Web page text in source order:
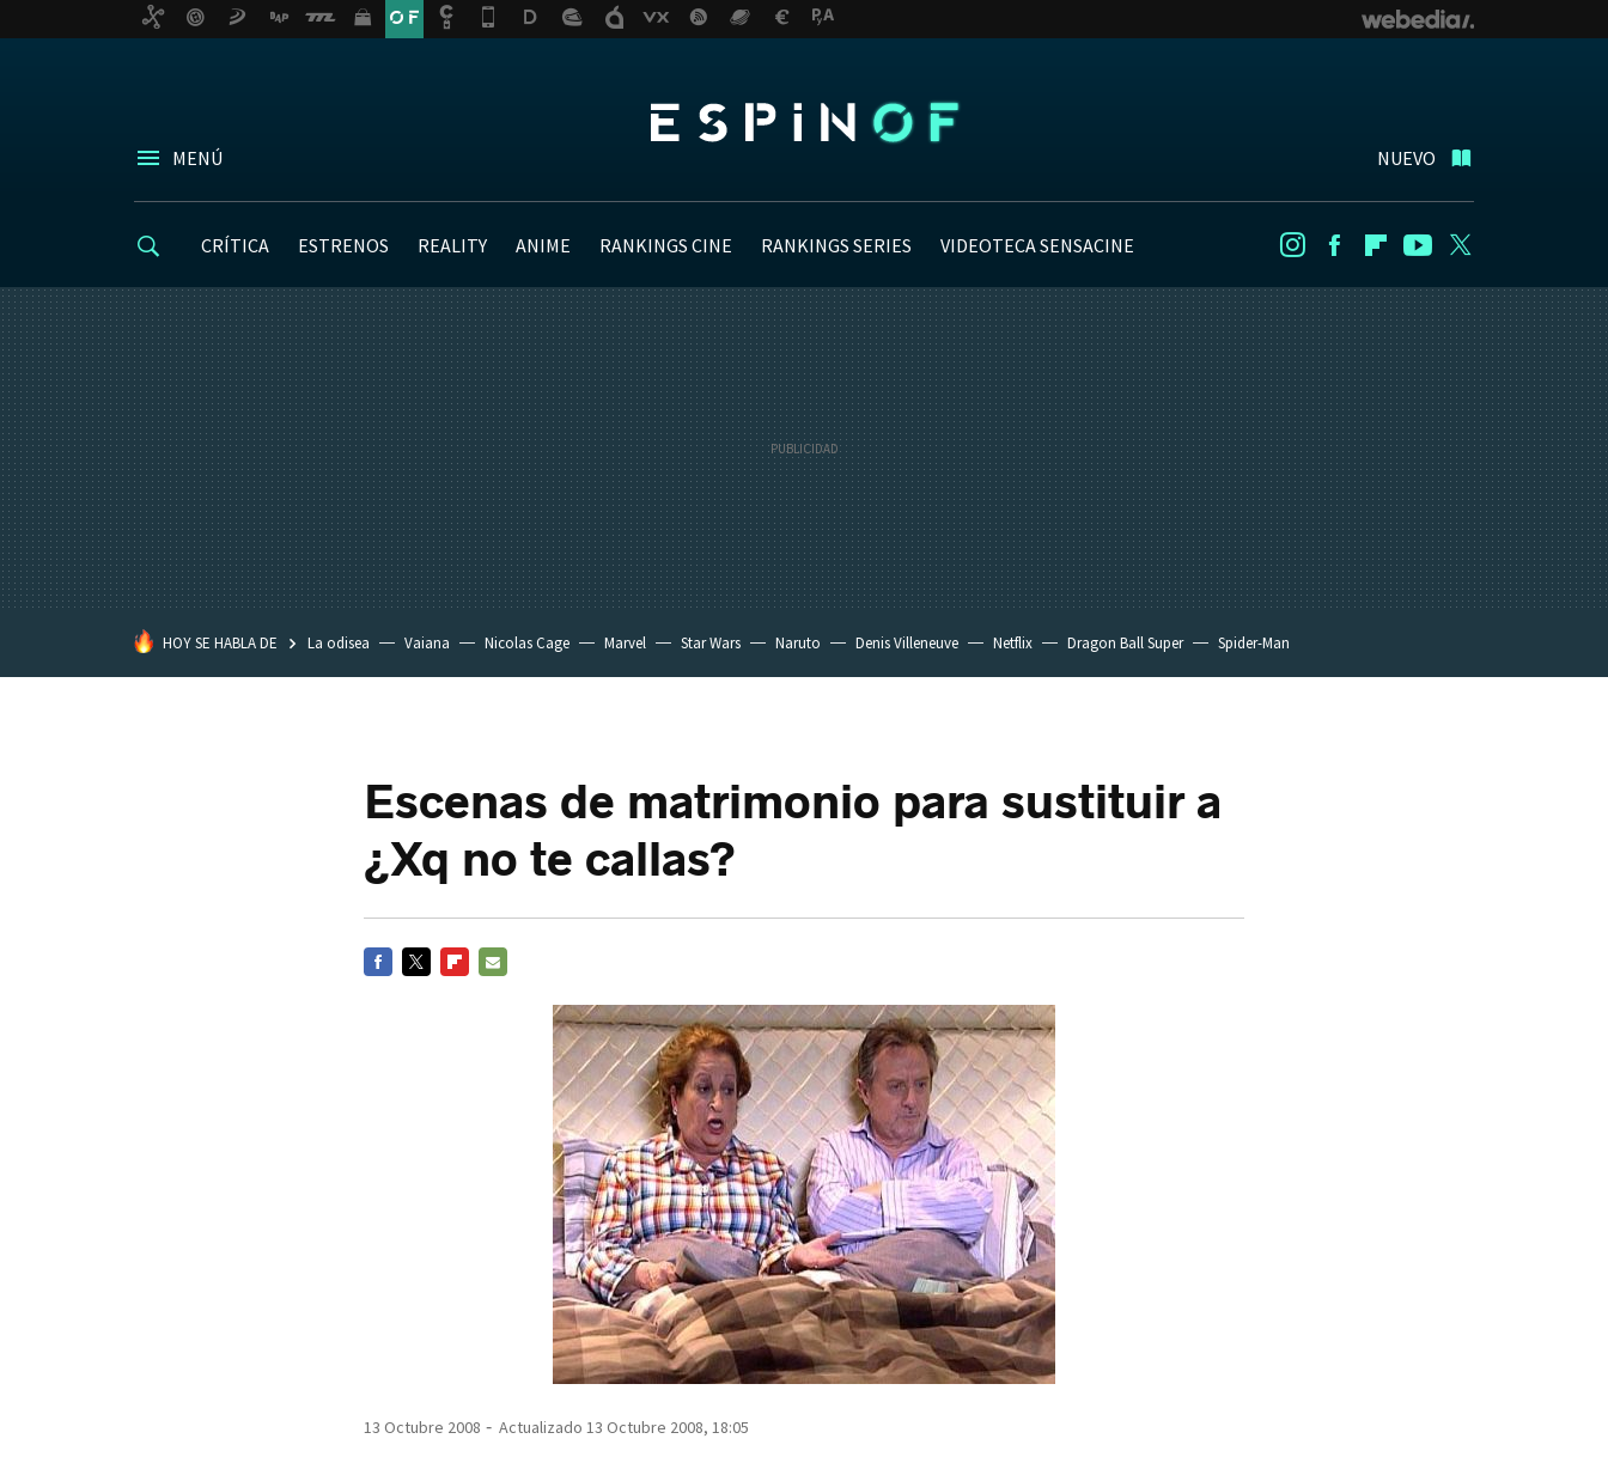
MENÚ NUEVO
CRÍTICA ESTRENOS REALITY ANIME RANKINGS CINE RANKINGS SERIES VIDEOTECA SENSACINE InstagramFacebookFlipboard
Youtube
HOY SE HABLA DE La odisea Vaiana Nicolas Cage Marvel Star Wars Naruto Denis Villeneuve Netflix Dragon Ball Super Spider-Man
Escenas de matrimonio para sustituir a
¿Xq no te callas?
13 Octubre 2008 Actualizado 13 Octubre 2008, 18:05